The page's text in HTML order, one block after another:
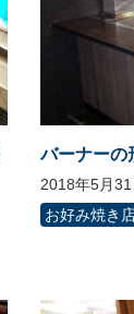
バーナーの
2018年5月31
お好み焼き